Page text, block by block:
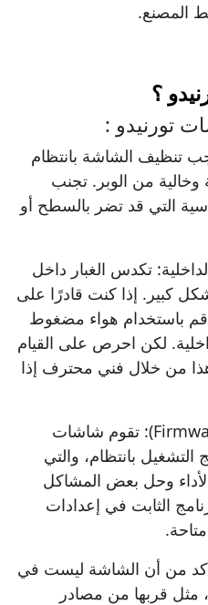
؟
تورنيدو :
تنظيف الشاشة بانتظام
من الوبر. تجنب
التي قد تضر بالسطح أو
تكدس الغبار داخل
كبير. إذا كنت قادرًا على
قم باستخدام هواء مضغوط
لكن احرص على القيام
من خلال فني محترف إذا
3. تحديث البرنامج الثابت (Firmware): تقوم شاشات
بانتظام، والتي
وحل بعض المشاكل
الثابت في إعدادات
من أن الشاشة ليست في
قربها من مصادر